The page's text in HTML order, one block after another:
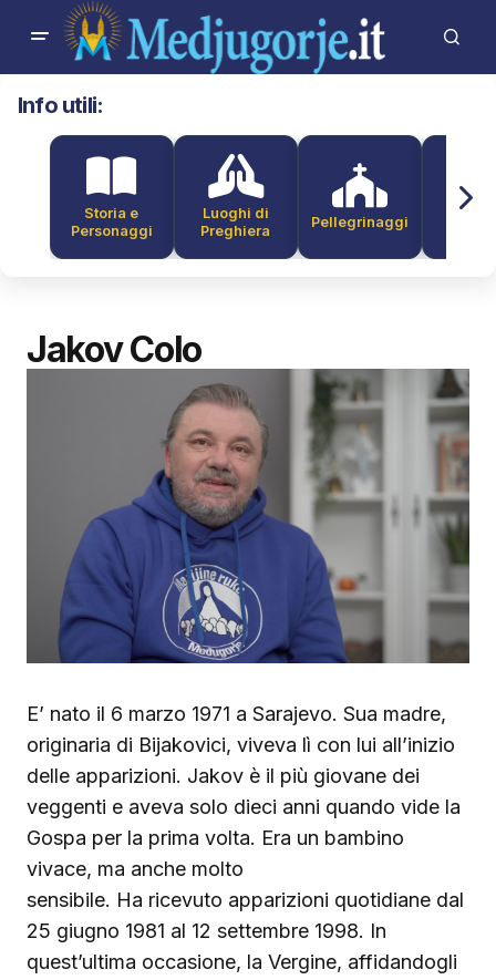
Info utili:
Storia e
Personaggi
Luoghi di
Preghiera
Pellegrinaggi
Jakov Colo
E’ nato il 6 marzo 1971 a Sarajevo. Sua madre,
originaria di Bijakovici, viveva lì con lui all’inizio
delle apparizioni. Jakov è il più giovane dei
veggenti e aveva solo dieci anni quando vide la
Gospa per la prima volta. Era un bambino
vivace, ma anche molto
sensibile. Ha ricevuto apparizioni quotidiane dal
25 giugno 1981 al 12 settembre 1998. In
quest’ultima occasione, la Vergine, affidandogli